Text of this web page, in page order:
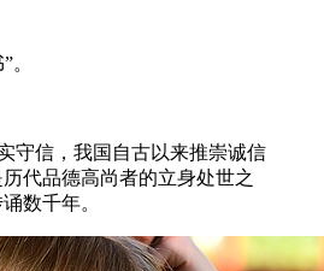
。
守信，我国自古以来推崇诚信
代品德高尚者的立身处世之
数千年。